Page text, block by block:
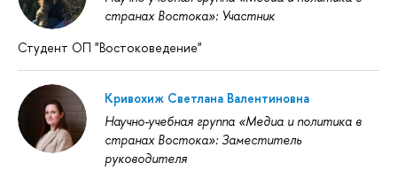
странах Востока»: Участник
Студент ОП "Востоковедение"
Кривохиж Светлана Валентиновна
Научно-учебная группа «Медиа и политика в
странах Востока»: Заместитель
руководителя